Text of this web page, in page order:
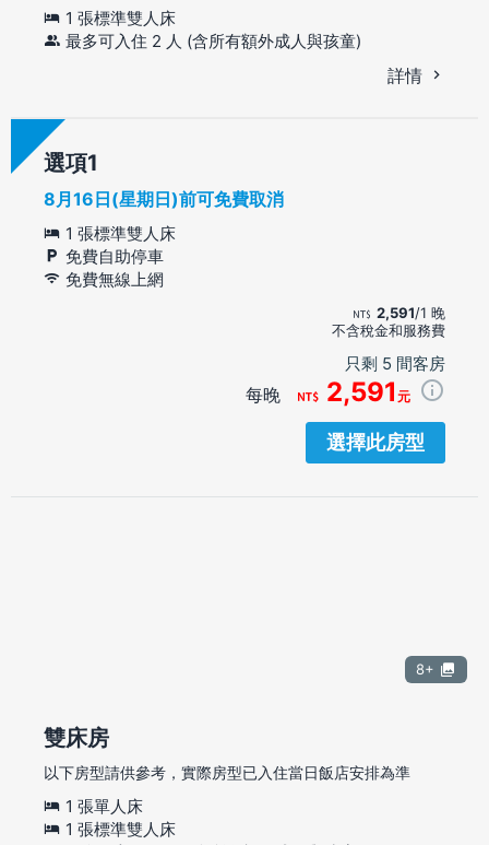
1 張標準雙人床
最多可入住 2 人 (含所有額外成人與孩童)
詳情
選項
8月16日(星期日)前可免費取消
1 張標準雙人床
免費自助停車
免費無線上網
2,591/1 晚
不含稅金和服務費
只剩 5 間客房
每晚 2,591 元
選擇此房型
8+
雙床房
以下房型請供參考，實際房型已入住當日飯店安排為準
1 張單人床
1 張標準雙人床